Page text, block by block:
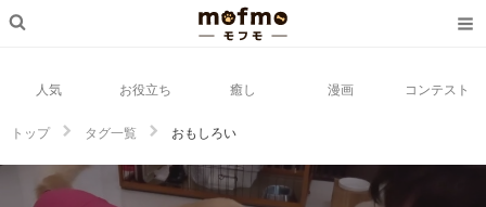
人気 お役立ち 癒し 漫画 コンテスト
トップ タグ一覧 おもしろい